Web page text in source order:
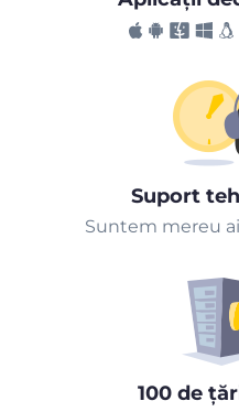
Suport
Suntem mereu
100 de